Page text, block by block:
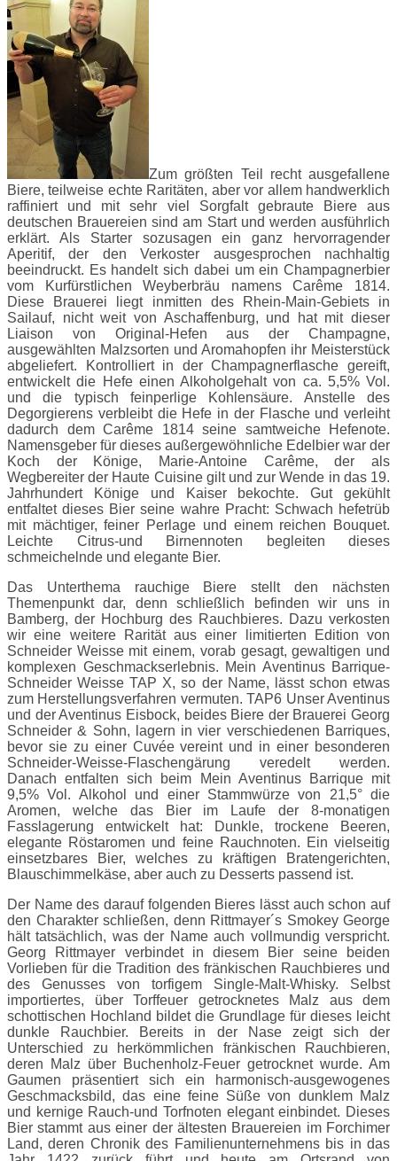
Zum größten Teil recht ausgefallene
Biere, teilweise echte Raritäten, aber vor allem handwerklich
raffiniert und mit sehr viel Sorgfalt gebraute Biere aus
deutschen Brauereien sind am Start und werden ausführlich
erklärt. Als Starter sozusagen ein ganz hervorragender
Aperitif, der den Verkoster ausgesprochen nachhaltig
beeindruckt. Es handelt sich dabei um ein Champagnerbier
vom Kurfürstlichen Weyberbräu namens Carême 1814.
Diese Brauerei liegt inmitten des Rhein-Main-Gebiets in
Sailauf, nicht weit von Aschaffenburg, und hat mit dieser
Liaison von Original-Hefen aus der Champagne,
ausgewählten Malzsorten und Aromahopfen ihr Meisterstück
abgeliefert. Kontrolliert in der Champagnerflasche gereift,
entwickelt die Hefe einen Alkoholgehalt von ca. 5,5% Vol.
und die typisch feinperlige Kohlensäure. Anstelle des
Degorgierens verbleibt die Hefe in der Flasche und verleiht
dadurch dem Carême 1814 seine samtweiche Hefenote.
Namensgeber für dieses außergewöhnliche Edelbier war der
Koch der Könige, Marie-Antoine Carême, der als
Wegbereiter der Haute Cuisine gilt und zur Wende in das 19.
Jahrhundert Könige und Kaiser bekochte. Gut gekühlt
entfaltet dieses Bier seine wahre Pracht: Schwach hefetrüb
mit mächtiger, feiner Perlage und einem reichen Bouquet.
Leichte Citrus-und Birnennoten begleiten dieses
schmeichelnde und elegante Bier.
Das Unterthema rauchige Biere stellt den nächsten
Themenpunkt dar, denn schließlich befinden wir uns in
Bamberg, der Hochburg des Rauchbieres. Dazu verkosten
wir eine weitere Rarität aus einer limitierten Edition von
Schneider Weisse mit einem, vorab gesagt, gewaltigen und
komplexen Geschmackserlebnis. Mein Aventinus Barrique-
Schneider Weisse TAP X, so der Name, lässt schon etwas
zum Herstellungsverfahren vermuten. TAP6 Unser Aventinus
und der Aventinus Eisbock, beides Biere der Brauerei Georg
Schneider & Sohn, lagern in vier verschiedenen Barriques,
bevor sie zu einer Cuvée vereint und in einer besonderen
Schneider-Weisse-Flaschengärung veredelt werden.
Danach entfalten sich beim Mein Aventinus Barrique mit
9,5% Vol. Alkohol und einer Stammwürze von 21,5° die
Aromen, welche das Bier im Laufe der 8-monatigen
Fasslagerung entwickelt hat: Dunkle, trockene Beeren,
elegante Röstaromen und feine Rauchnoten. Ein vielseitig
einsetzbares Bier, welches zu kräftigen Bratengerichten,
Blauschimmelkäse, aber auch zu Desserts passend ist.
Der Name des darauf folgenden Bieres lässt auch schon auf
den Charakter schließen, denn Rittmayer´s Smokey George
hält tatsächlich, was der Name auch vollmundig verspricht.
Georg Rittmayer verbindet in diesem Bier seine beiden
Vorlieben für die Tradition des fränkischen Rauchbieres und
des Genusses von torfigem Single-Malt-Whisky. Selbst
importiertes, über Torffeuer getrocknetes Malz aus dem
schottischen Hochland bildet die Grundlage für dieses leicht
dunkle Rauchbier. Bereits in der Nase zeigt sich der
Unterschied zu herkömmlichen fränkischen Rauchbieren,
deren Malz über Buchenholz-Feuer getrocknet wurde. Am
Gaumen präsentiert sich ein harmonisch-ausgewogenes
Geschmacksbild, das eine feine Süße von dunklem Malz
und kernige Rauch-und Torfnoten elegant einbindet. Dieses
Bier stammt aus einer der ältesten Brauereien im Forchimer
Land, deren Chronik des Familienunternehmens bis in das